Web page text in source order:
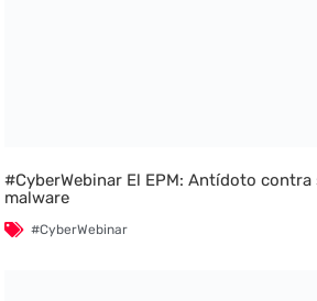
#CyberWebinar El EPM: Antídoto
malware
#CyberWebinar